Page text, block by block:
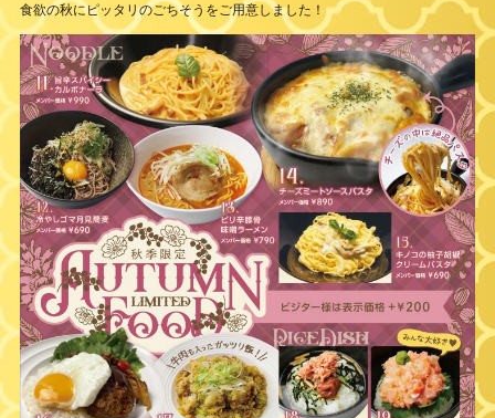
食欲の秋にピッタリのごちそうをご用意しました！